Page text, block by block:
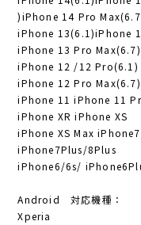
)iPhone 14 Pro
iPhone 13(6.1)iPhone
iPhone 13 Pro
iPhone 12 /12 Pro(6.1)
iPhone 12 Pro
iPhone 11 iPhone 11
iPhone XR iPhone XS
iPhone XS Max
iPhone7Plus/8Plus
iPhone6/6s/
Android 対応機種：
Xperia